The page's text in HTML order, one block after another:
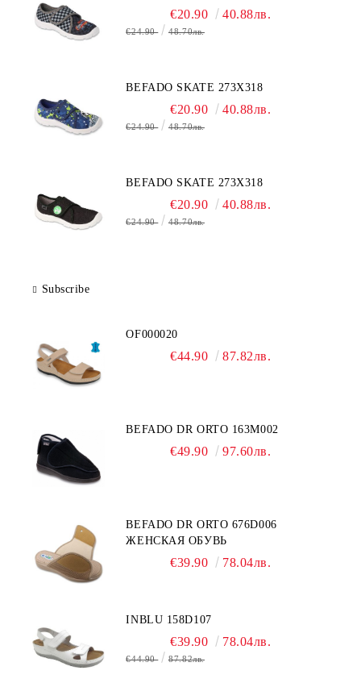
€20.90 40.88лв.
€24.90 48.70лв.
BEFADO SKATE 273X318
€20.90 40.88лв.
€24.90 48.70лв.
BEFADO SKATE 273X318
€20.90 40.88лв.
€24.90 48.70лв.
Subscribe
OF000020
€44.90 87.82лв.
BEFADO DR ORTO 163M002
€49.90 97.60лв.
BEFADO DR ORTO 676D006
ЖЕНСКАЯ ОБУВЬ
€39.90 78.04лв.
INBLU 158D107
€39.90 78.04лв.
€44.90 87.82лв.